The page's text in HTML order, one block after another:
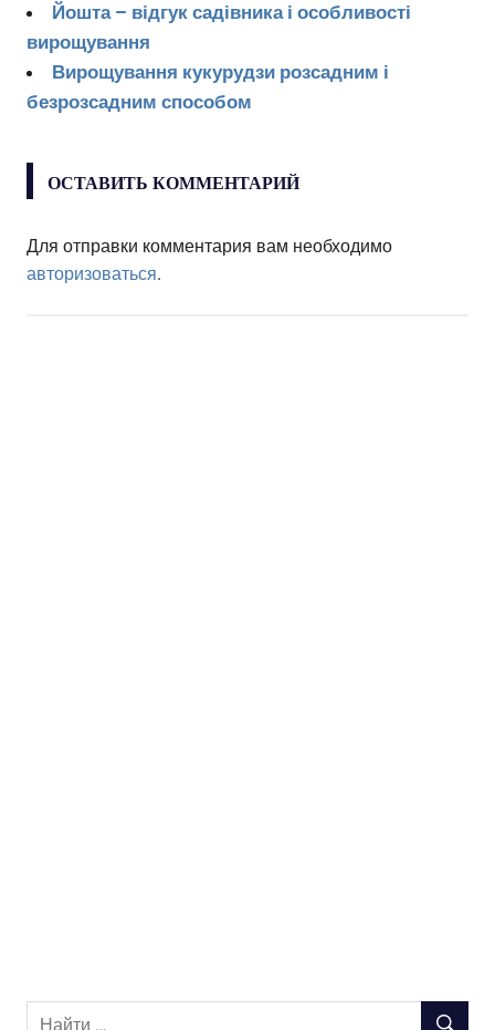
Йошта – відгук садівника і особливості
вирощування
Вирощування кукурудзи розсадним і
безрозсадним способом
ОСТАВИТЬ КОММЕНТАРИЙ
Для отправки комментария вам необходимо
авторизоваться.